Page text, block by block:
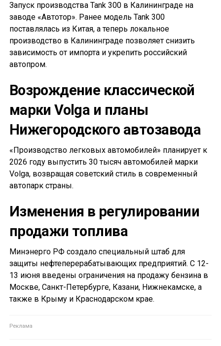
Запуск производства Tank 300 в Калининграде на
заводе «Автотор». Ранее модель Tank 300
поставлялась из Китая, а теперь локальное
производство в Калининграде позволяет снизить
зависимость от импорта и укрепить российский
автопром.
Возрождение классической
марки Volga и планы
Нижегородского автозавода
«Производство легковых автомобилей» планирует к
2026 году выпустить 30 тысяч автомобилей марки
Volga, возвращая советский стиль в современный
автопарк страны.
Изменения в регулировании
продажи топлива
Минэнерго РФ создало специальный штаб для
защиты нефтеперерабатывающих предприятий. С 12-
13 июня введены ограничения на продажу бензина в
Москве, Санкт-Петербурге, Казани, Нижнекамске, а
также в Крыму и Краснодарском крае.